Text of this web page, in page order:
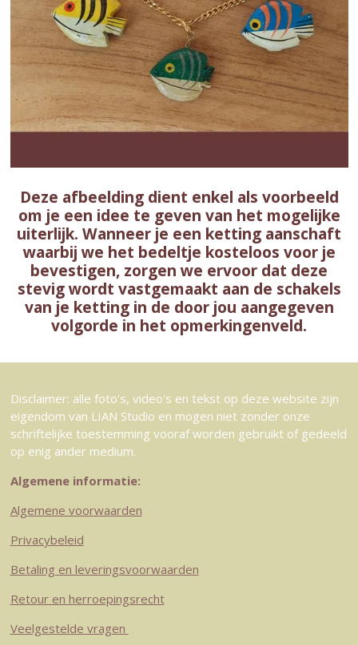
Deze afbeelding dient enkel als voorbeeld
om je een idee te geven van het mogelijke
uiterlijk. Wanneer je een ketting aanschaft
waarbij we het bedeltje kosteloos voor je
bevestigen, zorgen we ervoor dat deze
stevig wordt vastgemaakt aan de schakels
van je ketting in de door jou aangegeven
volgorde in het opmerkingenveld.
Disclaimer: alle foto's, video's en tekst op deze website zijn
eigendom van LIAN Studio en mogen niet zonder onze
schriftelijke toestemming vooraf worden gebruikt of gedeeld
op enig ander medium.
Algemene informatie:
Algemene voorwaarden
Privacybeleid
Betaling en leveringsvoorwaarden
Retour en herroepingsrecht
Veelgestelde vragen